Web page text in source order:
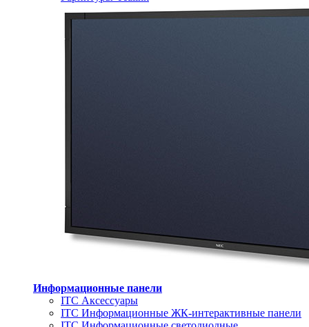
Информационные панели
ITC Аксессуары
ITC Информационные ЖК-интерактивные панели